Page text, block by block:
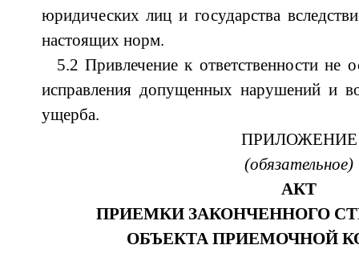
юридических лиц и государства
настоящих норм.
5.2 Привлечение к ответственности не
исправления допущенных нарушений и
ущерба.
ПРИЛОЖЕНИЕ
(обязательное)
АКТ
ПРИЕМКИ ЗАКОНЧЕННОГО
ОБЪЕКТА ПРИЕМОЧНОЙ